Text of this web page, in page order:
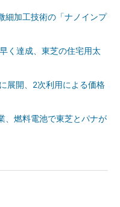
細加工技術の「ナノインプ
く達成、東芝の住宅用太
展開、2次利用による価格
、燃料電池で東芝とパナが